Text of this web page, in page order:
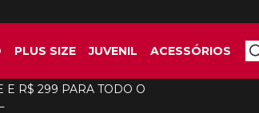
PLUS SIZE JUVENIL ACESSÓRIOS
E R$ 299 PARA TODO O